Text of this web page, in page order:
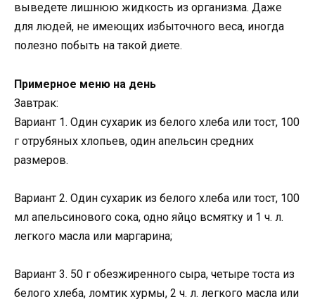
выведете лишнюю жидкость из организма. Даже
для людей, не имеющих избыточного веса, иногда
полезно побыть на такой диете.
Примерное меню на день
Завтрак:
Вариант 1. Один сухарик из белого хлеба или тост, 100
г отрубяных хлопьев, один апельсин средних
размеров.
Вариант 2. Один сухарик из белого хлеба или тост, 100
мл апельсинового сока, одно яйцо всмятку и 1 ч. л.
легкого масла или маргарина;
Вариант 3. 50 г обезжиренного сыра, четыре тоста из
белого хлеба, ломтик хурмы, 2 ч. л. легкого масла или